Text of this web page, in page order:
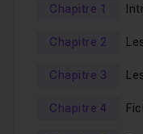
QCM vous
en fin d'atelier.
questions ou
Chapitre 1
Chapitre 2
Chapitre 3
Chapitre 4